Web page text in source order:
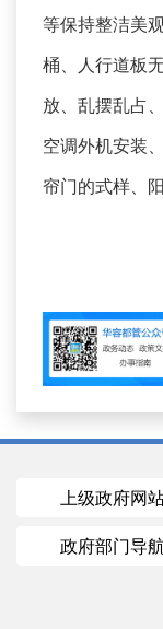
等保持整洁美
桶、人行道板
放、乱摆乱占
空调外机安装
帘门的式样、
上级政府网
政府部门导